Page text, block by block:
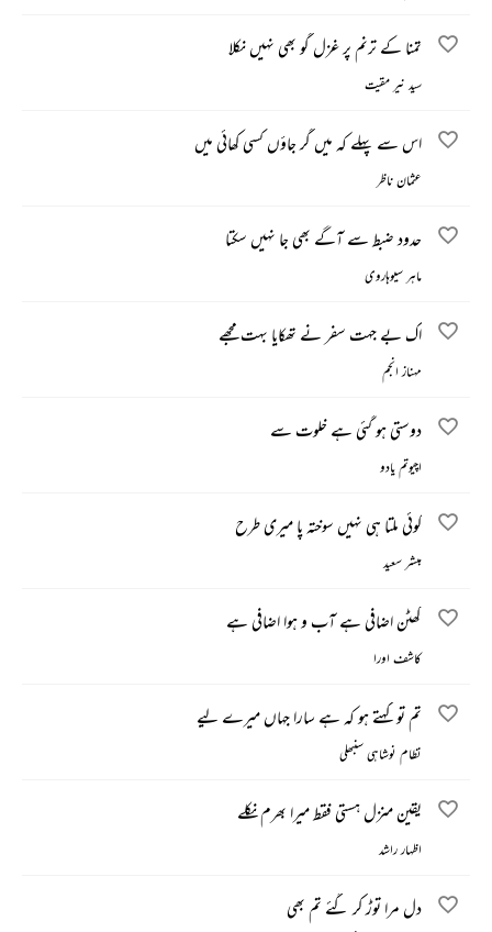
تمنا کے ترنم پر غزل گو بھی نہیں نکلا
سید نیر مقیت
اس سے پہلے کہ میں گر جاؤں کسی کھائی میں
عثمان ناظر
حدود ضبط سے آگے بھی جا نہیں سکتا
ماہر سیوہاروی
اک بے جہت سفر نے تھکایا بہت مجھے
مہناز انجم
دوستی ہو گئی ہے خلوت سے
اچیوتم یادو
کوئی ملتا ہی نہیں سوختہ پا میری طرح
مبشر سعید
گھٹن اضافی ہے آب و ہوا اضافی ہے
کاشف اورا
تم تو کہتے ہو کہ ہے سارا جہاں میرے لیے
نظام نوشاہی سنبھلی
یقین منزل ہستی فقط میرا بھرم نکلے
اظہار راشد
دل مرا توڑ کر گئے تم بھی